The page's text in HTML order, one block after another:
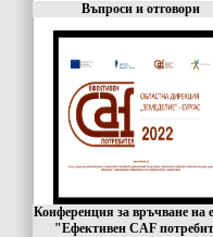
Въпроси и отговори
Конференция за връчване на
"Ефективен CAF